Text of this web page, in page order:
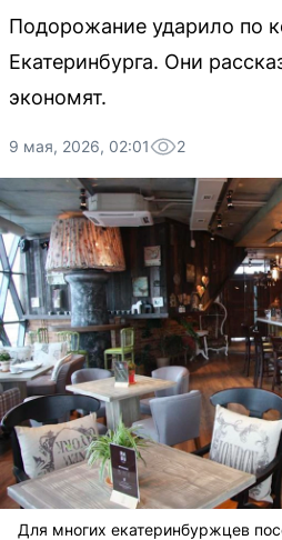
Подорожание ударило по
Екатеринбурга. Они
экономят.
9 мая, 2026, 02:01 2
Для многих екатеринбуржцев